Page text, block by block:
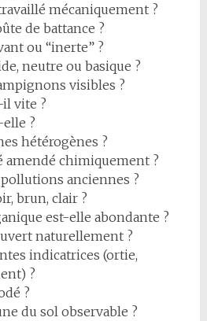
mécaniquement ?
de battance ?
ou “inerte” ?
neutre ou basique ?
visibles ?
vite ?
elle ?
hétérogènes ?
amendé chimiquement ?
anciennes ?
brun, clair ?
est-elle abondante ?
naturellement ?
indicatrices (ortie,
?
?
du sol observable ?